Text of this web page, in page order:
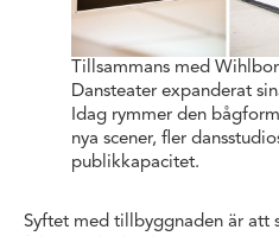
Tillsammans med
Dansteater expanderat
Idag rymmer den
nya scener, fler
publikkapacitet.
Syftet med tillbyggnaden är att